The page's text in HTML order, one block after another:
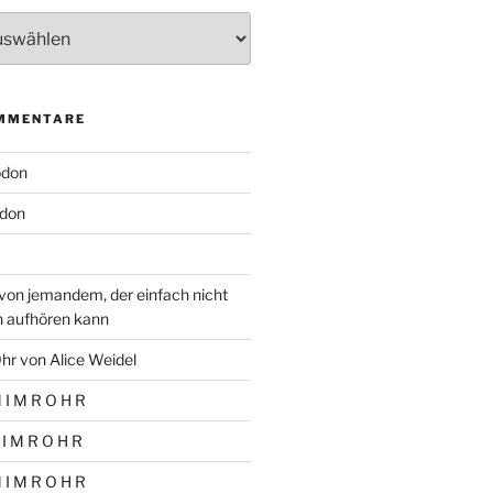
jemandem, der einfach nicht
aufhören kann
von Alice Weidel
I M R O H R
M R O H R
I M R O H R